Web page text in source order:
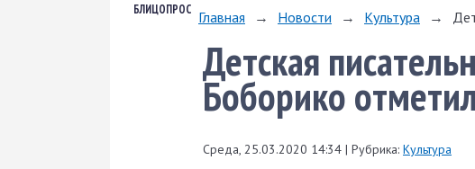
БЛИЦОПРОС Главная → Новости → Культура →
Дет­ская
Боборико
Среда, 25.03.2020 14:34 | Рубрика: Культура